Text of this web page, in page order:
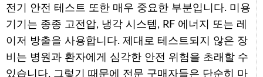
전기 안전 테스트 또한 매우 중요한 부분입니다. 미용
기기는 종종 고전압, 냉각 시스템, RF 에너지 또는 레
이저 방출을 사용합니다. 제대로 테스트되지 않은 장
비는 병원과 환자에게 심각한 안전 위험을 초래할 수
있습니다. 그렇기 때문에 전문 구매자들은 단순히 마
Japanese
German
Arabic